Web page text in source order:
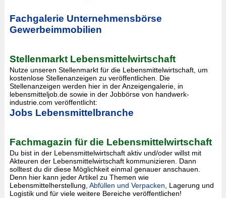
Fachgalerie Unternehmensbörse
Gewerbeimmobilien
Stellenmarkt Lebensmittelwirtschaft
Nutze unseren Stellenmarkt für die Lebensmittelwirtschaft, um
kostenlose Stellenanzeigen zu veröffentlichen. Die
Stellenanzeigen werden hier in der Anzeigengalerie, in
lebensmitteljob.de sowie in der Jobbörse von handwerk-
industrie.com veröffentlicht:
Jobs Lebensmittelbranche
Fachmagazin für die Lebensmittelwirtschaft
Du bist in der Lebensmittelwirtschaft aktiv und/oder willst mit
Akteuren der Lebensmittelwirtschaft kommunizieren. Dann
solltest du dir diese Möglichkeit einmal genauer anschauen.
Denn hier kann jeder Artikel zu Themen wie
Lebensmittelherstellung, Abfüllen und Verpacken , Lagerung und
Logistik und für viele weitere Bereiche veröffentlichen!